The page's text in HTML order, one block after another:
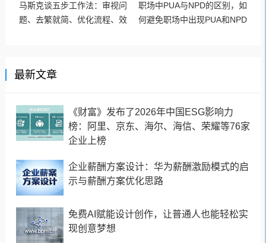
马斯克谈五步工作法：审视问
题、去繁就简、优化流程、效
职场中PUA与NPD的区别，如
何避免职场中出现PUA和NPD
最新文章
《财富》发布了2026年中国ESG影响力
榜：阿里、京东、海尔、海信、荣耀等76家
企业上榜
企业薪酬方案设计：华为薪酬激励模式的启
示与薪酬方案优化思路
免费AI赋能设计创作，让普通人也能轻松实
现创意梦想